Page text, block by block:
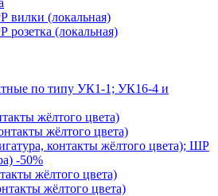
(локальная)
(локальная)
по типу УК1-1; УК16-4 и
жёлтого цвета)
жёлтого цвета)
контакты жёлтого цвета); ШР
-50%
жёлтого цвета)
жёлтого цвета)